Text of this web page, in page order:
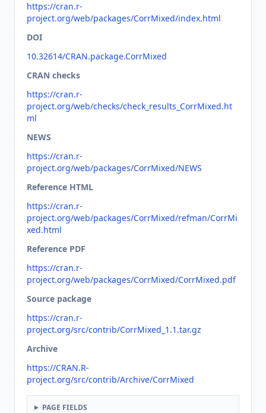
https://cran.r-
project.org/web/packages/CorrMixed/index.html
DOI
10.32614/CRAN.package.CorrMixed
CRAN checks
https://cran.r-
project.org/web/checks/check_results_CorrMixed.ht
ml
NEWS
https://cran.r-
project.org/web/packages/CorrMixed/NEWS
Reference HTML
https://cran.r-
project.org/web/packages/CorrMixed/refman/CorrMi
xed.html
Reference PDF
https://cran.r-
project.org/web/packages/CorrMixed/CorrMixed.pdf
Source package
https://cran.r-
project.org/src/contrib/CorrMixed_1.1.tar.gz
Archive
https://CRAN.R-
project.org/src/contrib/Archive/CorrMixed
PAGE FIELDS